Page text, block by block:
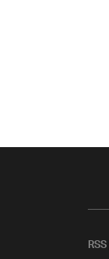
RSS